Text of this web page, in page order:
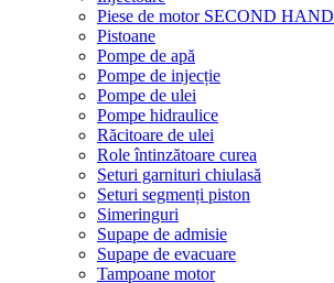
Piese de motor SECOND HAND
Pistoane
Pompe de apă
Pompe de injecție
Pompe de ulei
Pompe hidraulice
Răcitoare de ulei
Role întinzătoare curea
Seturi garnituri chiulasă
Seturi segmenți piston
Simeringuri
Supape de admisie
Supape de evacuare
Tampoane motor